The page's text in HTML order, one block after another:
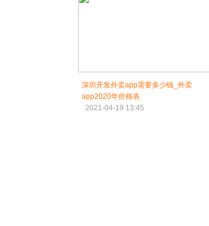
深圳开发外卖app需要多少钱_外卖
app2020年价格表
2021-04-19 13:45